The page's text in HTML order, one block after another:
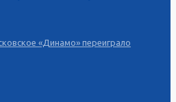
«Динамо» переиграло